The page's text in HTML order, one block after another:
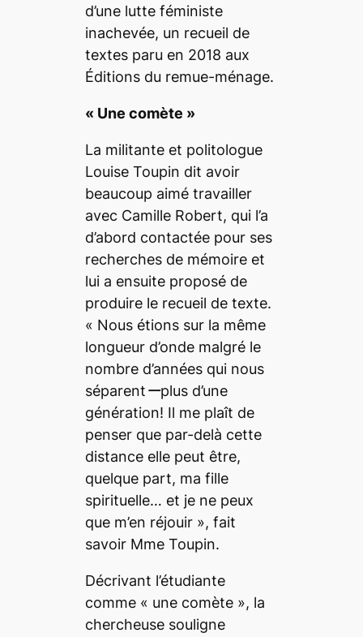
d’une lutte féministe
inachevée, un recueil de
textes paru en 2018 aux
Éditions du remue-ménage.
« Une comète »
La militante et politologue
Louise Toupin dit avoir
beaucoup aimé travailler
avec Camille Robert, qui l’a
d’abord contactée pour ses
recherches de mémoire et
lui a ensuite proposé de
produire le recueil de texte.
« Nous étions sur la même
longueur d’onde malgré le
nombre d’années qui nous
séparentーplus d’une
génération! Il me plaît de
penser que par-delà cette
distance elle peut être,
quelque part, ma fille
spirituelle… et je ne peux
que m’en réjouir », fait
savoir Mme Toupin.
Décrivant l’étudiante
comme « une comète », la
chercheuse souligne